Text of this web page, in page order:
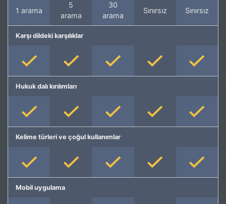
1 arama
5
arama
30
arama
Sınırsız Sınırsız
Karşı dildeki karşılıklar
Hukuk dalı kırılımları
Kelime türleri ve çoğul kullanımlar
Mobil uygulama